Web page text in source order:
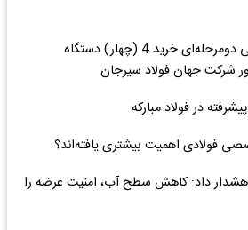
آگهی مناقصه عمومی دومرحله‌ای خرید 4 (چهار) دستگاه
شرکت جهان فولاد سیرجان
فولادی اهمیت بیشتری یافته‌اند؟
هشدار داد: کاهش سطح آب، امنیت عرضه را